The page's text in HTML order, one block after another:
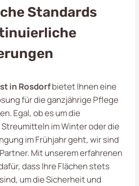
Standards
in Rosdorfbietet Ihnen eine
für die ganzjährige Pflege
Egal, ob es um die
im Winter oder die
im Frühjahr geht, wir sind
Mit unserem erfahrenen
dass Ihre Flächen stets
um die Sicherheit und